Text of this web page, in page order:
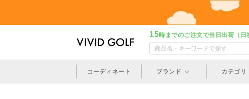
15時までのご注文で当日出荷（日
コーディネート ブランド カテゴリ